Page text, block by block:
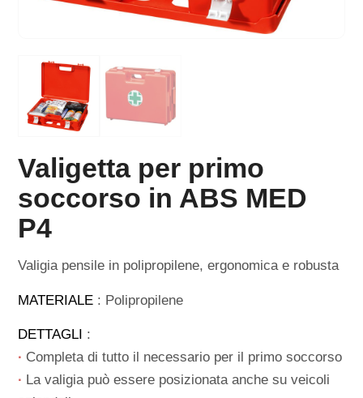
Valigetta per primo
soccorso in ABS MED
P4
Valigia pensile in polipropilene, ergonomica e robusta
MATERIALE : Polipropilene
DETTAGLI :
∙ Completa di tutto il necessario per il primo soccorso
∙ La valigia può essere posizionata anche su veicoli